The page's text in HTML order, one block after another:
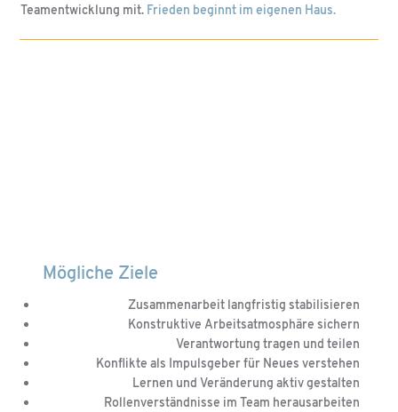
Mögliche Ziele
Zusammenarbeit langfristig stabilisieren
Konstruktive Arbeitsatmosphäre sichern
Verantwortung tragen und teilen
Konflikte als Impulsgeber für Neues verstehen
Lernen und Veränderung aktiv gestalten
Rollenverständnisse im Team herausarbeiten
Teamentwicklung mit. Frieden beginnt im eigenen Haus.